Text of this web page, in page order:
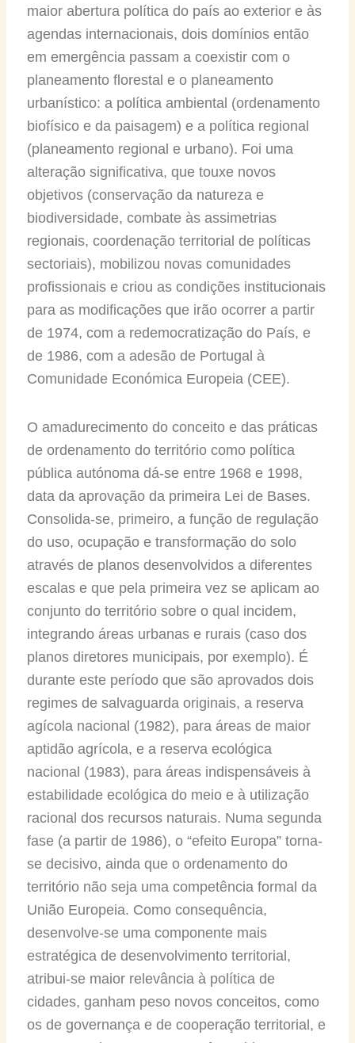
maior abertura política do país ao exterior e às
agendas internacionais, dois domínios então
em emergência passam a coexistir com o
planeamento florestal e o planeamento
urbanístico: a política ambiental (ordenamento
biofísico e da paisagem) e a política regional
(planeamento regional e urbano). Foi uma
alteração significativa, que touxe novos
objetivos (conservação da natureza e
biodiversidade, combate às assimetrias
regionais, coordenação territorial de políticas
sectoriais), mobilizou novas comunidades
profissionais e criou as condições institucionais
para as modificações que irão ocorrer a partir
de 1974, com a redemocratização do País, e
de 1986, com a adesão de Portugal à
Comunidade Económica Europeia (CEE).
O amadurecimento do conceito e das práticas
de ordenamento do território como política
pública autónoma dá-se entre 1968 e 1998,
data da aprovação da primeira Lei de Bases.
Consolida-se, primeiro, a função de regulação
do uso, ocupação e transformação do solo
através de planos desenvolvidos a diferentes
escalas e que pela primeira vez se aplicam ao
conjunto do território sobre o qual incidem,
integrando áreas urbanas e rurais (caso dos
planos diretores municipais, por exemplo). É
durante este período que são aprovados dois
regimes de salvaguarda originais, a reserva
agícola nacional (1982), para áreas de maior
aptidão agrícola, e a reserva ecológica
nacional (1983), para áreas indispensáveis à
estabilidade ecológica do meio e à utilização
racional dos recursos naturais. Numa segunda
fase (a partir de 1986), o “efeito Europa” torna-
se decisivo, ainda que o ordenamento do
território não seja uma competência formal da
União Europeia. Como consequência,
desenvolve-se uma componente mais
estratégica de desenvolvimento territorial,
atribui-se maior relevância à política de
cidades, ganham peso novos conceitos, como
os de governança e de cooperação territorial, e